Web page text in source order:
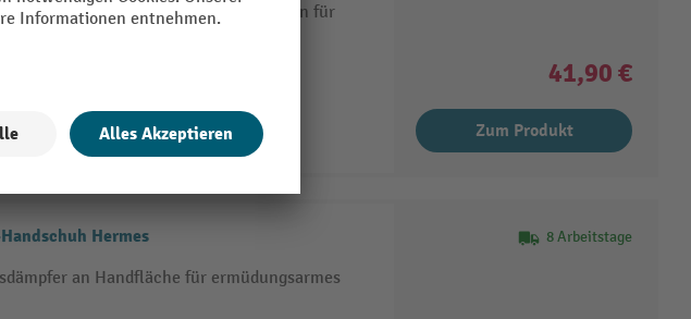
an Fingerspitzen und Handflächen für
41,90 €
Zum Produkt
Hermes
an Handfläche für ermüdungsarmes
8 Arbeitstage